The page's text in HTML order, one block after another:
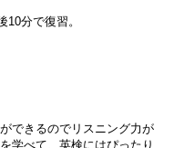
分で復習。
できるのでリスニング力が
学べて、英検にはぴったり